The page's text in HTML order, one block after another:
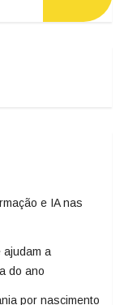
e IA nas
ajudam a
do ano
por nascimento